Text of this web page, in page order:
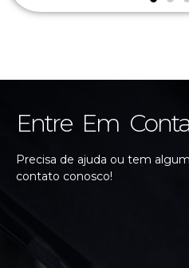
Entre Em
Precisa de ajuda ou tem
contato conosco!